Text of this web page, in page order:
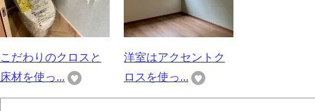
こだわりのクロスと
床材を使っ...
洋室はアクセントク
ロスを使っ...